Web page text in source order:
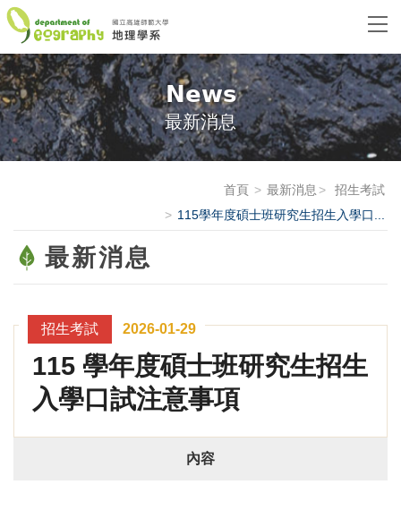
News
最新消息
首頁 最新消息
招生考試
115學年度碩士班研究生招生入學口...
最新消息
招生考試 2026-01-29
115 學年度碩士班研究生招生
入學口試注意事項
內容